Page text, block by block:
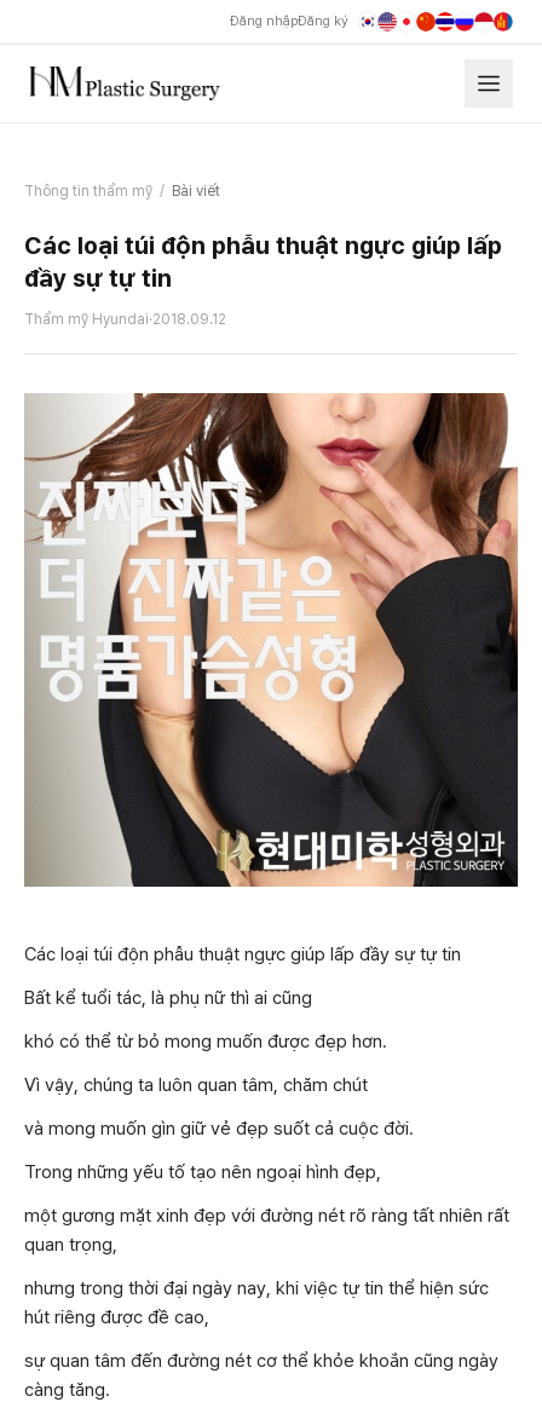
Đăng nhậpĐăng ký
Thông tin thẩm mỹ / Bài viết
Các loại túi độn phẫu thuật ngực giúp lấp
đầy sự tự tin
Thẩm mỹ Hyundai·2018.09.12
Các loại túi độn phẫu thuật ngực giúp lấp đầy sự tự tin
Bất kể tuổi tác, là phụ nữ thì ai cũng
khó có thể từ bỏ mong muốn được đẹp hơn.
Vì vậy, chúng ta luôn quan tâm, chăm chút
và mong muốn gìn giữ vẻ đẹp suốt cả cuộc đời.
Trong những yếu tố tạo nên ngoại hình đẹp,
một gương mặt xinh đẹp với đường nét rõ ràng tất nhiên rất
quan trọng,
nhưng trong thời đại ngày nay, khi việc tự tin thể hiện sức
hút riêng được đề cao,
sự quan tâm đến đường nét cơ thể khỏe khoắn cũng ngày
càng tăng.